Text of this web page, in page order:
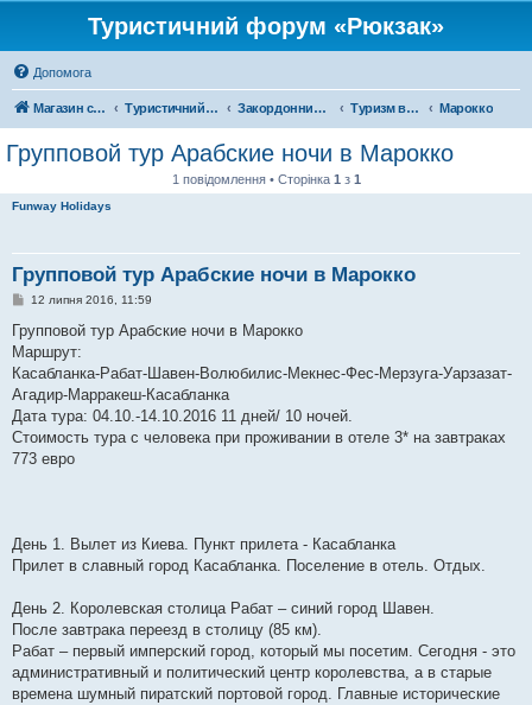
Туристичний форум «Рюкзак»
Допомога
Магазин спорядження Туристичний форум «Рюкзак» Закордонний туризм Туризм в Африці Марокко
Групповой тур Арабские ночи в Марокко
1 повідомлення • Сторінка 1 з 1
Funway Holidays
Групповой тур Арабские ночи в Марокко
П
в
і
д
о
л
е
н
я
12 липня 2016, 11:59
Групповой тур Арабские ночи в Марокко
Маршрут:
Касабланка-Рабат-Шавен-Волюбилис-Мекнес-Фес-Мерзуга-Уарзазат-
Агадир-Марракеш-Касабланка
Дата тура: 04.10.-14.10.2016 11 дней/ 10 ночей.
Стоимость тура с человека при проживании в отеле 3* на завтраках
773 евро
День 1. Вылет из Киева. Пункт прилета - Касабланка
Прилет в славный город Касабланка. Поселение в отель. Отдых.
День 2. Королевская столица Рабат – синий город Шавен.
После завтрака переезд в столицу (85 км).
Рабат – первый имперский город, который мы посетим. Сегодня - это
административный и политический центр королевства, а в старые
времена шумный пиратский портовой город. Главные исторические